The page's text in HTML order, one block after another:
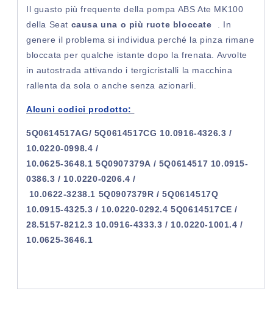
Il guasto più frequente della pompa ABS Ate MK100
della Seat causa una o più ruote bloccate
. In
genere il problema si individua perché la pinza rimane
bloccata per qualche istante dopo la frenata. Avvolte
in autostrada attivando i tergicristalli la macchina
rallenta da sola o anche senza azionarli.
Alcuni codici prodotto:
5Q0614517AG/ 5Q0614517CG 10.0916-4326.3 /
10.0220-0998.4 /
10.0625-3648.1 5Q0907379A / 5Q0614517 10.0915-
0386.3 / 10.0220-0206.4 /
10.0622-3238.1 5Q0907379R / 5Q0614517Q
10.0915-4325.3 / 10.0220-0292.4 5Q0614517CE /
28.5157-8212.3 10.0916-4333.3 / 10.0220-1001.4 /
10.0625-3646.1